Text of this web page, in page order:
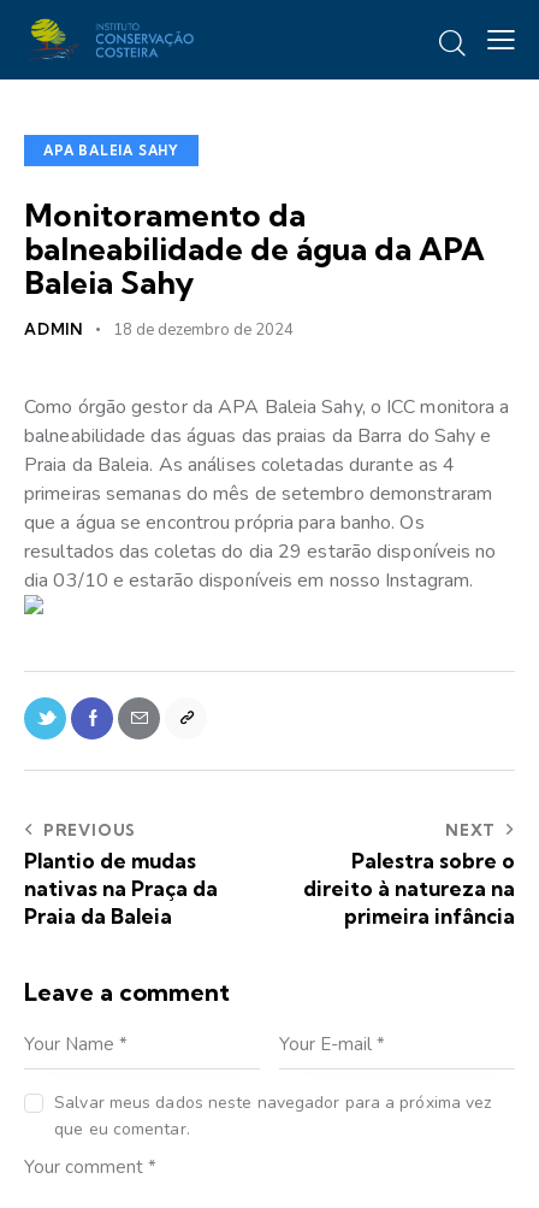
APA BALEIA SAHY
Monitoramento da
balneabilidade de água da APA
Baleia Sahy
ADMIN 18 de dezembro de 2024
Como órgão gestor da APA Baleia Sahy, o ICC monitora a
balneabilidade das águas das praias da Barra do Sahy e
Praia da Baleia. As análises coletadas durante as 4
primeiras semanas do mês de setembro demonstraram
que a água se encontrou própria para banho. Os
resultados das coletas do dia 29 estarão disponíveis no
dia 03/10 e estarão disponíveis em nosso Instagram.
PREVIOUS
Plantio de mudas
nativas na Praça da
Praia da Baleia
NEXT
Palestra sobre o
direito à natureza na
primeira infância
Leave a comment
Salvar meus dados neste navegador para a próxima vez
que eu comentar.